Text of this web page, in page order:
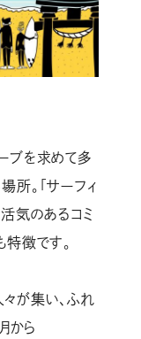
ブを求めて多
所。「サーフィ
気のあるコミ
特徴です。
が集い、ふれ
から